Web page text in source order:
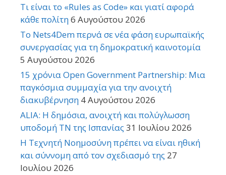
Τι είναι το «Rules as Code» και γιατί αφορά
κάθε πολίτη6 Αυγούστου 2026
Το Nets4Dem περνά σε νέα φάση ευρωπαϊκής
συνεργασίας για τη δημοκρατική καινοτομία
5 Αυγούστου 2026
15 χρόνια Open Government Partnership: Μια
παγκόσμια συμμαχία για την ανοιχτή
διακυβέρνηση 4 Αυγούστου 2026
ALIA: Η δημόσια, ανοιχτή και πολύγλωσση
υποδομή ΤΝ της Ισπανίας 31 Ιουλίου 2026
Η Τεχνητή Νοημοσύνη πρέπει να είναι ηθική
και σύννομη από τον σχεδιασμό της 27
Ιουλίου 2026